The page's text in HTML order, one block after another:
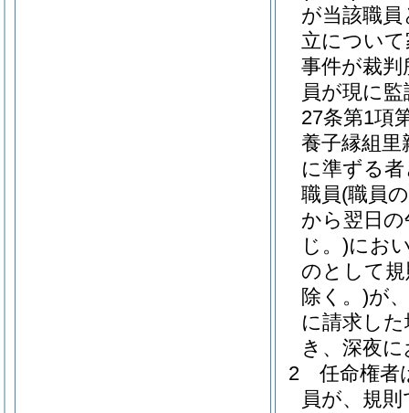
が当該職
立につい
事件が裁
員が現に
27条第1項
養子縁組
に準ずる
職員(職員
から翌日
じ。)にお
のとして
除く。)が
に請求し
き、深夜
2
任命権者
員が、規